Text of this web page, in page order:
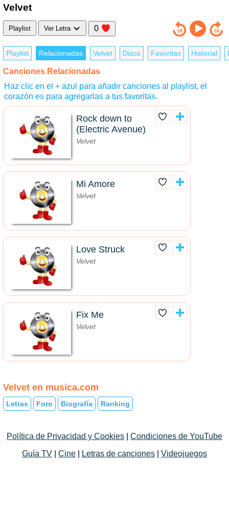
Velvet
Playlist Ver Letra 0
Playlist Relacionadas Velvet Disco Favoritas Historial
Canciones Relacionadas
Haz clic en el + azul para añadir canciones al playlist, el
corazón es para agregarlas a tus favoritas.
Rock down to
(Electric Avenue)
Velvet
Mi Amore
Velvet
Love Struck
Velvet
Fix Me
Velvet
Velvet en musica.com
Letras Foro Biografía Ranking
Política de Privacidad y Cookies
Condiciones de YouTube
Guía TV
Cine Letras de canciones Videojuegos